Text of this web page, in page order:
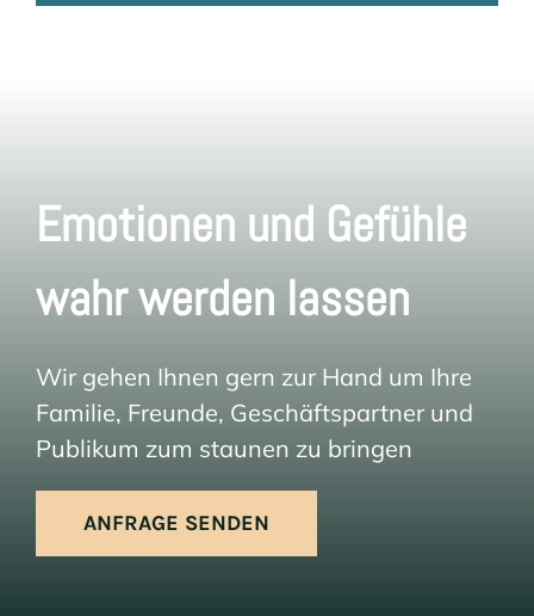
Emotionen und Gefühle
wahr werden lassen
Wir gehen Ihnen gern zur Hand um Ihre
Familie, Freunde, Geschäftspartner und
Publikum zum staunen zu bringen
ANFRAGE SENDEN